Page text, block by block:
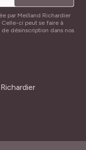
par Meilland Richardier
Celle-ci peut se faire à
désinscription dans nos